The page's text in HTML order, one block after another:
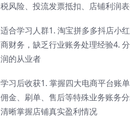
税风险、投流发票抵扣、店铺利润
适合学习人群1. 淘宝拼多多抖店小
商财务，缺乏行业账务处理经验4.
润的从业者
学习后收获1. 掌握四大电商平台账
佣金、刷单、售后等特殊业务账务
清晰掌握店铺真实盈利情况